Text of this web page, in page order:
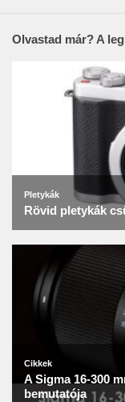
Olvastad már? A